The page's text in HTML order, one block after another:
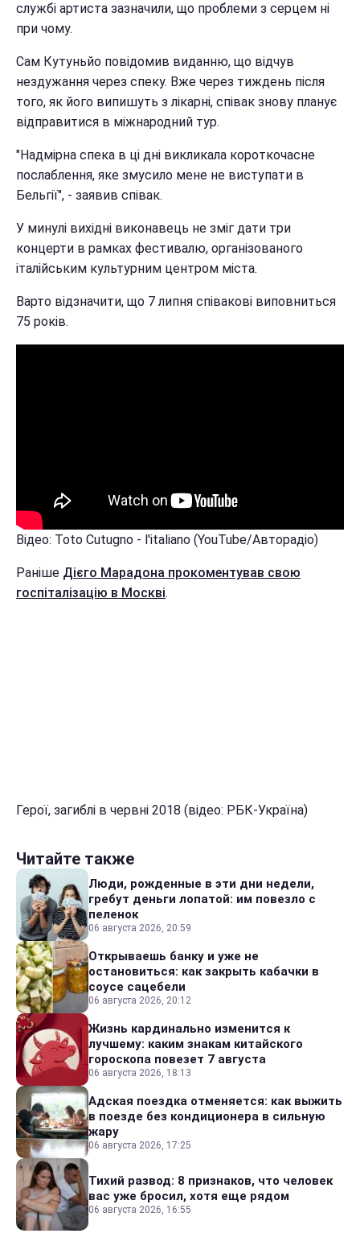
службі артиста зазначили, що проблеми з серцем ні
при чому.
Сам Кутуньйо повідомив виданню, що відчув
нездужання через спеку. Вже через тиждень після
того, як його випишуть з лікарні, співак знову планує
відправитися в міжнародний тур.
"Надмірна спека в ці дні викликала короткочасне
послаблення, яке змусило мене не виступати в
Бельгії", - заявив співак.
У минулі вихідні виконавець не зміг дати три
концерти в рамках фестивалю, організованого
італійським культурним центром міста.
Варто відзначити, що 7 липня співакові виповниться
75 років.
Відео: Toto Cutugno - l'italiano (YouTube/Авторадіо)
Раніше Дієго Марадона прокоментував свою
госпіталізацію в Москві.
Герої, загиблі в червні 2018 (відео: РБК-Україна)
Читайте также
Люди, рожденные в эти дни недели,
гребут деньги лопатой: им повезло с
пеленок
06 августа 2026, 20:59
Открываешь банку и уже не
остановиться: как закрыть кабачки в
соусе сацебели
06 августа 2026, 20:12
Жизнь кардинально изменится к
лучшему: каким знакам китайского
гороскопа повезет 7 августа
06 августа 2026, 18:13
Адская поездка отменяется: как выжить
в поезде без кондиционера в сильную
жару
06 августа 2026, 17:25
Тихий развод: 8 признаков, что человек
вас уже бросил, хотя еще рядом
06 августа 2026, 16:55